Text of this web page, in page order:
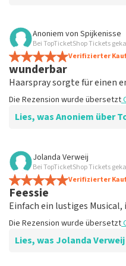
Bewertung von Ingrid
gut
gut
Die Rezension wurde
Anoniem von Spijkenisse
Bei TopTicketShop Tickets
Verifizierter Kauf
wunderbar
Haarspray sorgte für einen
Die Rezension wurde übersetzt
Lies, was Anoniem über
Bewertung von Anoniem über
Zufrieden
Die Rezension wurde
Jolanda Verweij
Bei TopTicketShop Tickets
Verifizierter Kauf
Feessie
Einfach ein lustiges
Die Rezension wurde übersetzt
Lies, was Jolanda